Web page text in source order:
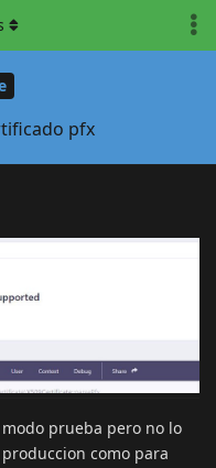
pfx
prueba pero no lo
como para